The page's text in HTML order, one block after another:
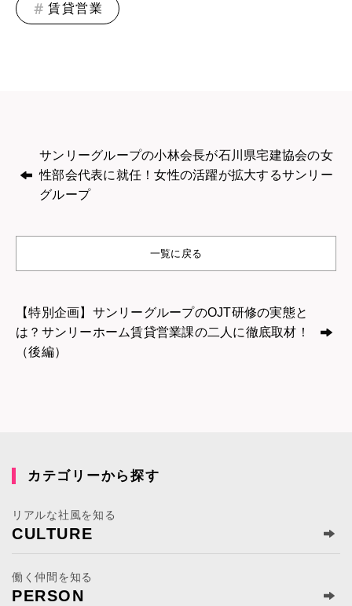
賃貸営業
サンリーグループの小林会長が石川県宅建協会の女
性部会代表に就任！女性の活躍が拡大するサンリー
グループ
一覧に戻る
【特別企画】サンリーグループのOJT研修の実態と
は？サンリーホーム賃貸営業課の二人に徹底取材！
（後編）
カテゴリーから探す
リアルな社風を知る
CULTURE
働く仲間を知る
PERSON